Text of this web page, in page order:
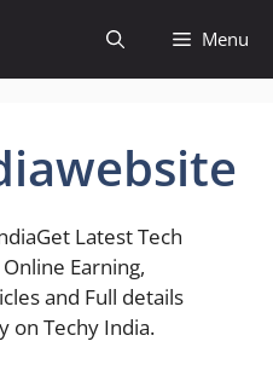
Menu
Latest Tech
Earning,
and Full details
on Techy India.